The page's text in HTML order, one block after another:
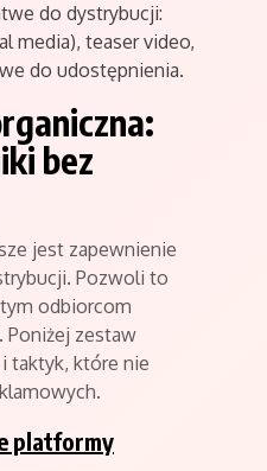
do dystrybucji:
media), teaser video,
do udostępnienia.
bez
jest zapewnienie
Pozwoli to
odbiorcom
Poniżej zestaw
taktyk, które nie
platformy